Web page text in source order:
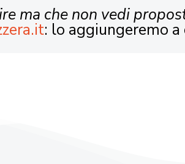
ma che non vedi
: lo aggiungeremo